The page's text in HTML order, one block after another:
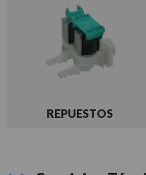
REPUESTOS